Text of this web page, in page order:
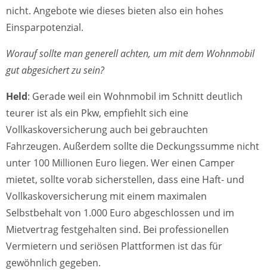
nicht. Angebote wie dieses bieten also ein hohes
Einsparpotenzial.
Worauf sollte man generell achten, um mit dem Wohnmobil
gut abgesichert zu sein?
Held: Gerade weil ein Wohnmobil im Schnitt deutlich
teurer ist als ein Pkw, empfiehlt sich eine
Vollkaskoversicherung auch bei gebrauchten
Fahrzeugen. Außerdem sollte die Deckungssumme nicht
unter 100 Millionen Euro liegen. Wer einen Camper
mietet, sollte vorab sicherstellen, dass eine Haft- und
Vollkaskoversicherung mit einem maximalen
Selbstbehalt von 1.000 Euro abgeschlossen und im
Mietvertrag festgehalten sind. Bei professionellen
Vermietern und seriösen Plattformen ist das für
gewöhnlich gegeben.